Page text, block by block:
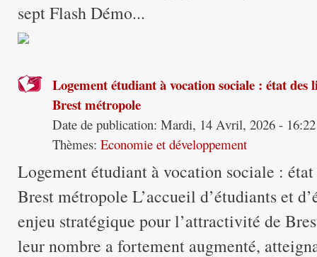
sept Flash Démo...
Logement étudiant à vocation sociale : état des
Brest métropole
Date de publication:Mardi, 14 Avril, 2026 - 16:22
Thèmes:Economie et développement
Logement étudiant à vocation sociale :
Brest métropole L’accueil d’étudiants et
enjeu stratégique pour l’attractivité de
leur nombre a fortement augmenté,